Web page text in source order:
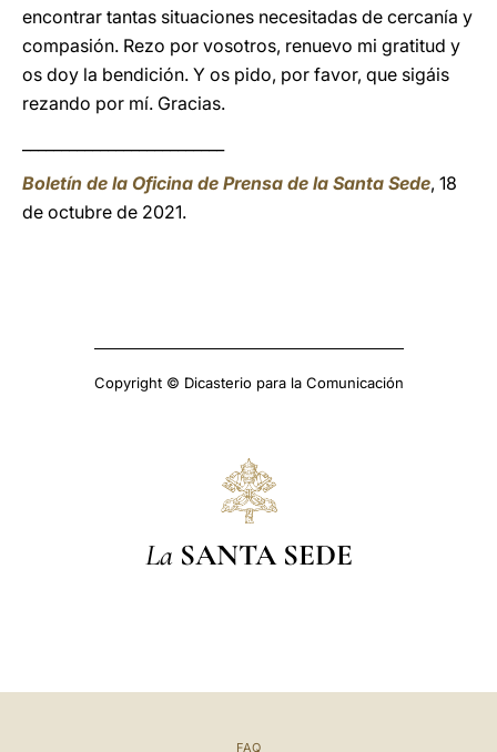
encontrar tantas situaciones necesitadas de cercanía y
compasión. Rezo por vosotros, renuevo mi gratitud y
os doy la bendición. Y os pido, por favor, que sigáis
rezando por mí. Gracias.
Boletín de la Oficina de Prensa de la Santa Sede, 18
de octubre de 2021.
Copyright © Dicasterio para la Comunicación
La SANTA SEDE
FAQ